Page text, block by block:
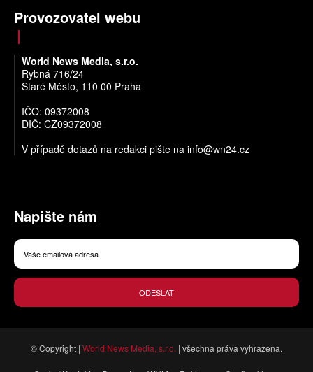
Provozovatel webu
World News Media, s.r.o.
Rybná 716/24
Staré Město, 110 00 Praha
IČO: 09372008
DIČ: CZ09372008
V případě dotazů na redakci pište na info@wn24.cz
Napište nám
ODESLAT
© Copyright | World News Media, s.r.o. | všechna práva vyhrazena.